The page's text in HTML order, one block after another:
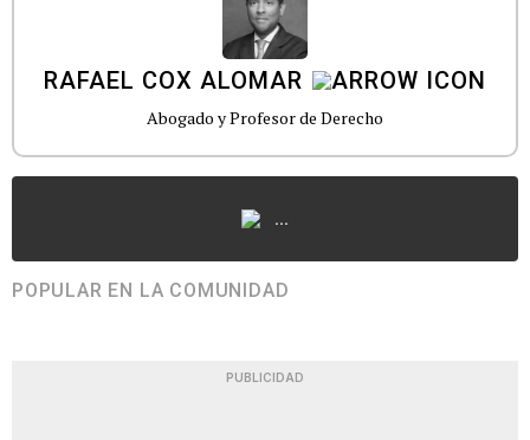
RAFAEL COX ALOMAR
Abogado y Profesor de Derecho
...
POPULAR EN LA COMUNIDAD
PUBLICIDAD